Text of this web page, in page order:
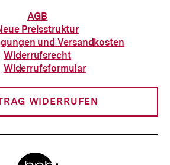
Informationen
zur
Bestellung
AGB
Preisstruktur
und Versandkosten
Widerrufsrecht
Download-
Widerrufsformular
WIDERRUFEN